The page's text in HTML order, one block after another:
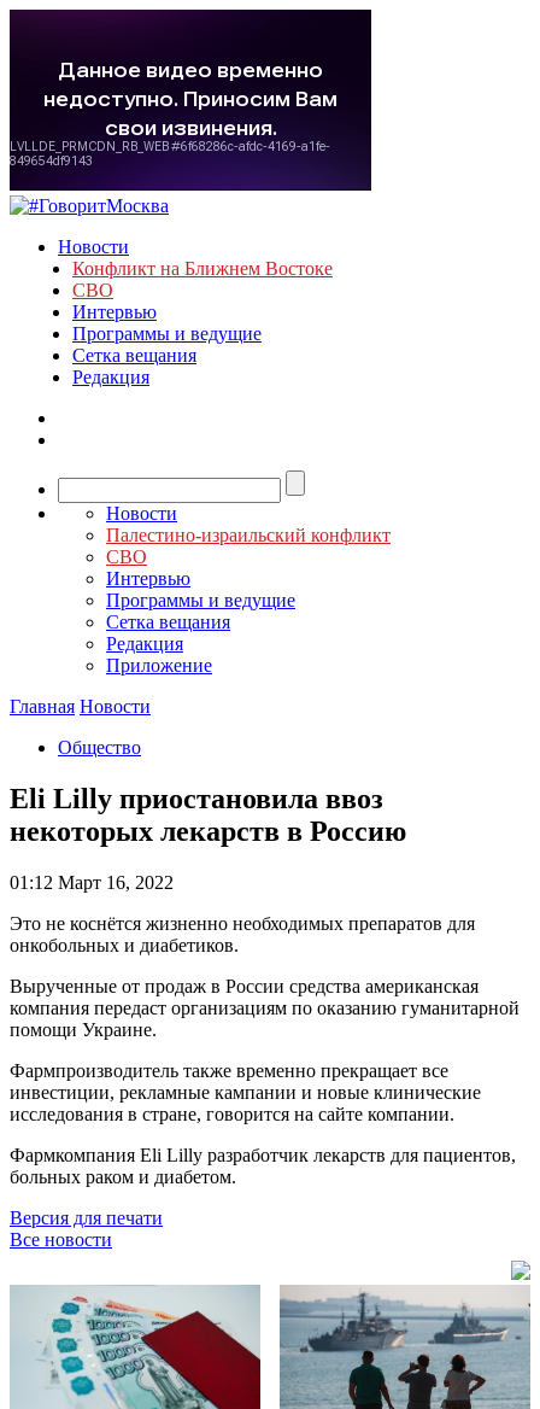
Новости
Конфликт на Ближнем Востоке
СВО
Интервью
Программы и ведущие
Сетка вещания
Редакция
Новости
Палестино-израильский конфликт
СВО
Интервью
Программы и ведущие
Сетка вещания
Редакция
Приложение
Главная Новости
Общество
Eli Lilly приостановила ввоз
некоторых лекарств в Россию
01:12 Март 16, 2022
Это не коснётся жизненно необходимых препаратов для
онкобольных и диабетиков.
Вырученные от продаж в России средства американская
компания передаст организациям по оказанию гуманитарной
помощи Украине.
Фармпроизводитель также временно прекращает все
инвестиции, рекламные кампании и новые клинические
исследования в стране, говорится на сайте компании.
Фармкомпания Eli Lilly разработчик лекарств для пациентов,
больных раком и диабетом.
Версия для печати
Все новости